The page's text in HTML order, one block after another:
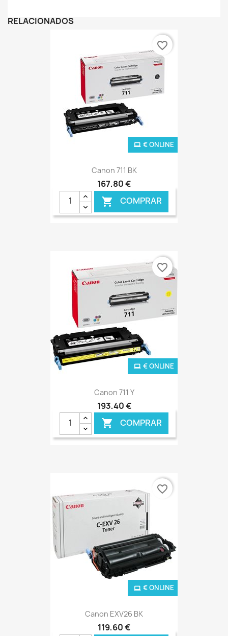
RELACIONADOS
Canon 711 BK
167,80 €
 COMPRAR
€ ONLINE
favorite_border
Canon 711 Y
193,40 €
 COMPRAR
€ ONLINE
favorite_border
Canon EXV26 BK
119,60 €
€ ONLINE
favorite_border